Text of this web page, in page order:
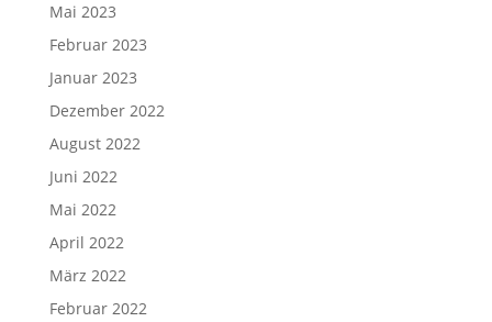
Mai 2023
Februar 2023
Januar 2023
Dezember 2022
August 2022
Juni 2022
Mai 2022
April 2022
März 2022
Februar 2022